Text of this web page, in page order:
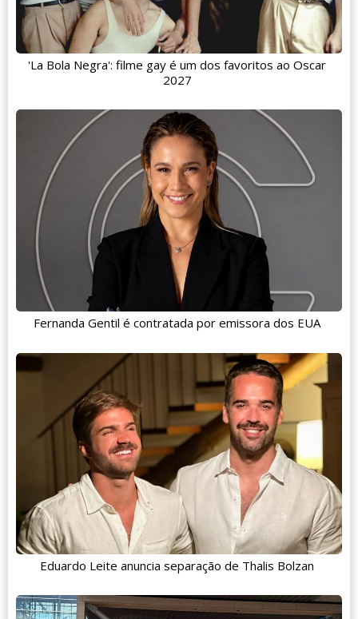
'La Bola Negra': filme gay é um dos favoritos ao Oscar
2027
Fernanda Gentil é contratada por emissora dos EUA
Eduardo Leite anuncia separação de Thalis Bolzan